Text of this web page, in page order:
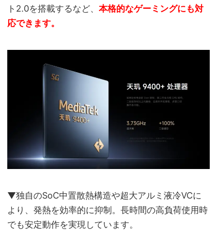
ト2.0を搭載するなど、 本格的なゲーミングにも対
応できます。
▼独自のSoC中置散熱構造や超大アルミ液冷VCに
より、発熱を効率的に抑制。長時間の高負荷使用時
でも安定動作を実現しています。